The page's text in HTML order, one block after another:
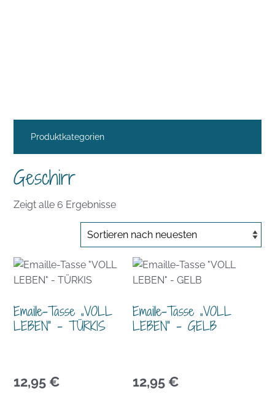
Produktkategorien
Geschirr
Zeigt alle 6 ErgebnisseNach
Aktualität
sortiert
Emaille-Tasse „VOLL
LEBEN“ – TÜRKIS
12,95 €
Emaille-Tasse „VOLL
LEBEN“ – GELB
12,95 €